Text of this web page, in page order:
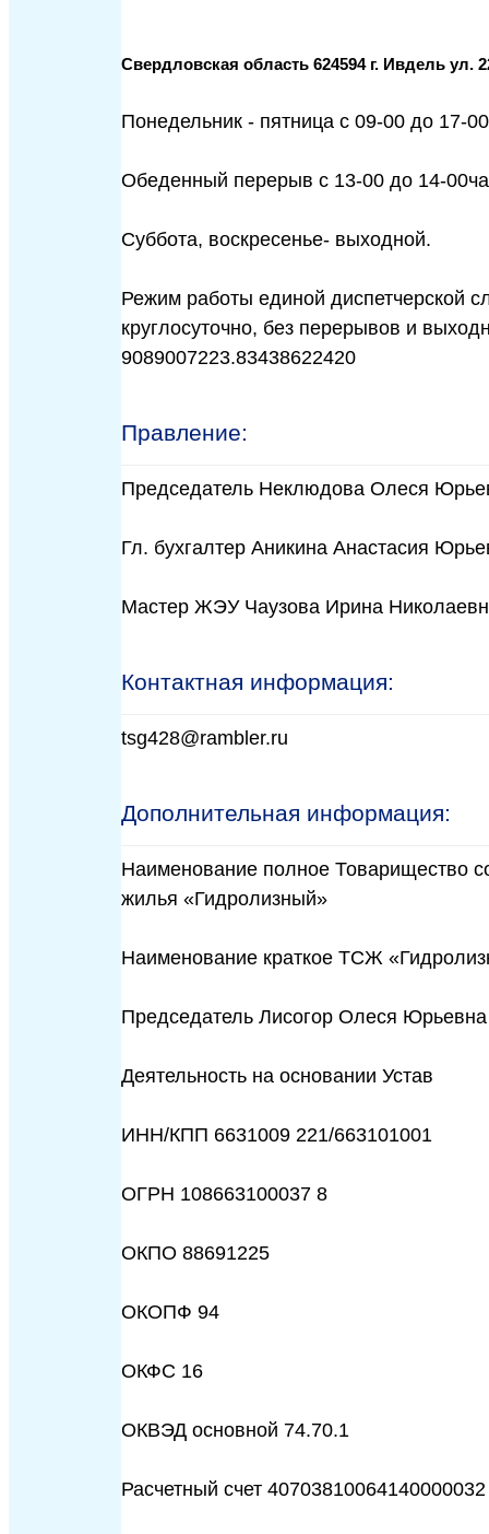
Свердловская область 624594 г. Ивдель ул.
Понедельник - пятница с 09-00 до 17-
Обеденный перерыв с 13-00 до 14-
Суббота, воскресенье- выходной.
Режим работы единой диспетчерской
круглосуточно, без перерывов и
9089007223.83438622420
Правление:
Председатель Неклюдова Олеся
Гл. бухгалтер Аникина Анастасия
Мастер ЖЭУ Чаузова Ирина
Контактная информация:
tsg428@rambler.ru
Дополнительная информация:
Наименование полное Товарищество
жилья «Гидролизный»
Наименование краткое ТСЖ
Председатель Лисогор Олеся Юрьевна
Деятельность на основании Устав
ИНН/КПП 6631009 221/663101001
ОГРН 108663100037 8
ОКПО 88691225
ОКОПФ 94
ОКФС 16
ОКВЭД основной 74.70.1
Расчетный счет 40703810064140000032